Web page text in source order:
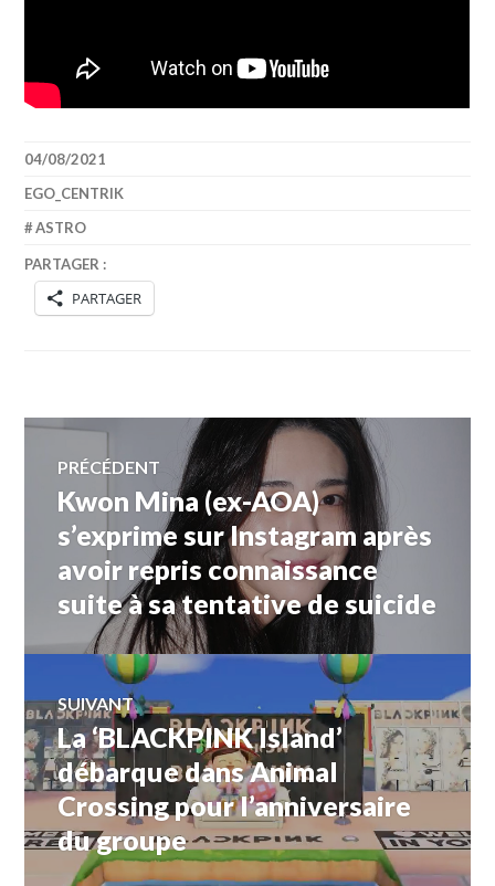
04/08/2021
EGO_CENTRIK
ASTRO
PARTAGER :
PARTAGER
Navigation
de
l’article
PRÉCÉDENT
Article
précédent :
Kwon Mina (ex-AOA)
s’exprime sur Instagram après
avoir repris connaissance
suite à sa tentative de suicide
SUIVANT
Article
Suivant:
La ‘BLACKPINK Island’
débarque dans Animal
Crossing pour l’anniversaire
du groupe